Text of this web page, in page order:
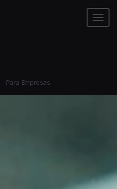
Para Empresas